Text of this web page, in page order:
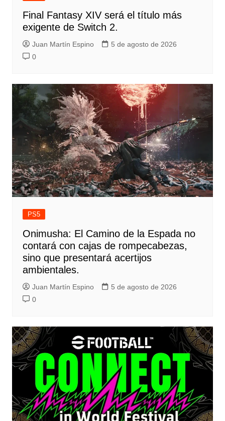
Final Fantasy XIV será el título más
exigente de Switch 2.
Juan Martín Espino
5 de agosto de 2026
0
PS5
Onimusha: El Camino de la Espada no
contará con cajas de rompecabezas,
sino que presentará acertijos
ambientales.
Juan Martín Espino
5 de agosto de 2026
0